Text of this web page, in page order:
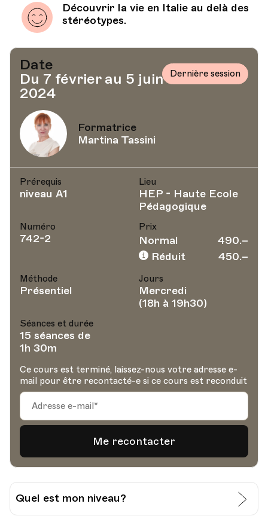
Découvrir la vie en Italie au delà des
stéréotypes.
Date
Du 7 février au 5 juin
2024
Dernière session
Formatrice
Martina Tassini
Prérequis
niveau A1
Lieu
HEP - Haute Ecole
Pédagogique
Numéro
742-2
Prix
Normal
490.–
Réduit
450.–
Méthode
Présentiel
Jours
Mercredi
(18h à 19h30)
Séances et durée
15 séances de
1h 30m
Ce cours est terminé, laissez-nous votre adresse e-
mail pour être recontacté-e si ce cours est reconduit
Quel est mon niveau?